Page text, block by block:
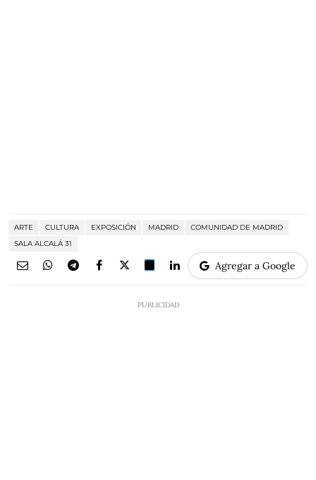
ARTE CULTURA EXPOSICIÓN MADRID
COMUNIDAD DE MADRID
SALA ALCALÁ 31
Agregar a Google